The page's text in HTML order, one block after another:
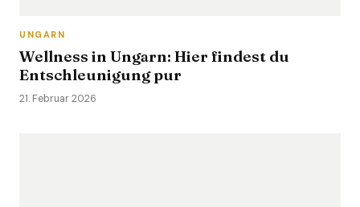
UNGARN
Wellness in Ungarn: Hier findest du
Entschleunigung pur
21. Februar 2026